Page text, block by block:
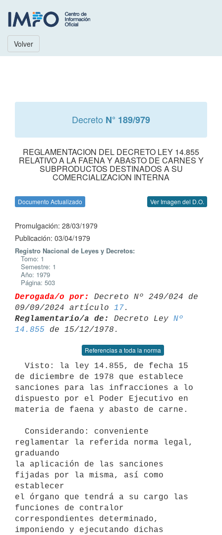
Volver
Decreto N° 189/979
REGLAMENTACION DEL DECRETO LEY 14.855
RELATIVO A LA FAENA Y ABASTO DE CARNES Y
SUBPRODUCTOS DESTINADOS A SU
COMERCIALIZACION INTERNA
Documento Actualizado Ver Imagen del D.O.
Promulgación: 28/03/1979
Publicación: 03/04/1979
Registro Nacional de Leyes y Decretos:
Tomo: 1
Semestre: 1
Año: 1979
Página: 503
Derogada/o por:
Decreto Nº 249/024 de
09/09/2024 artículo 17
Reglamentario/a de:
Decreto Ley Nº
14.855
Referencias a toda la norma
de diciembre de 1978 que establece
sanciones para las infracciones a lo
dispuesto por el Poder Ejecutivo en
materia de faena y abasto de carne.
reglamentar la referida norma legal,
graduando
la aplicación de las sanciones
fijadas por la misma, así como
establecer
el órgano que tendrá a su cargo las
funciones de contralor
correspondientes determinado,
imponiendo y ejecutando dichas